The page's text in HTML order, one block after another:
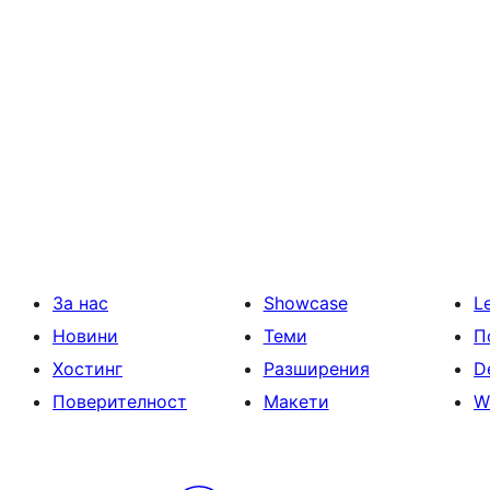
За нас
Новини
Хостинг
Поверителност
Showcase
Теми
Разширения
Макети